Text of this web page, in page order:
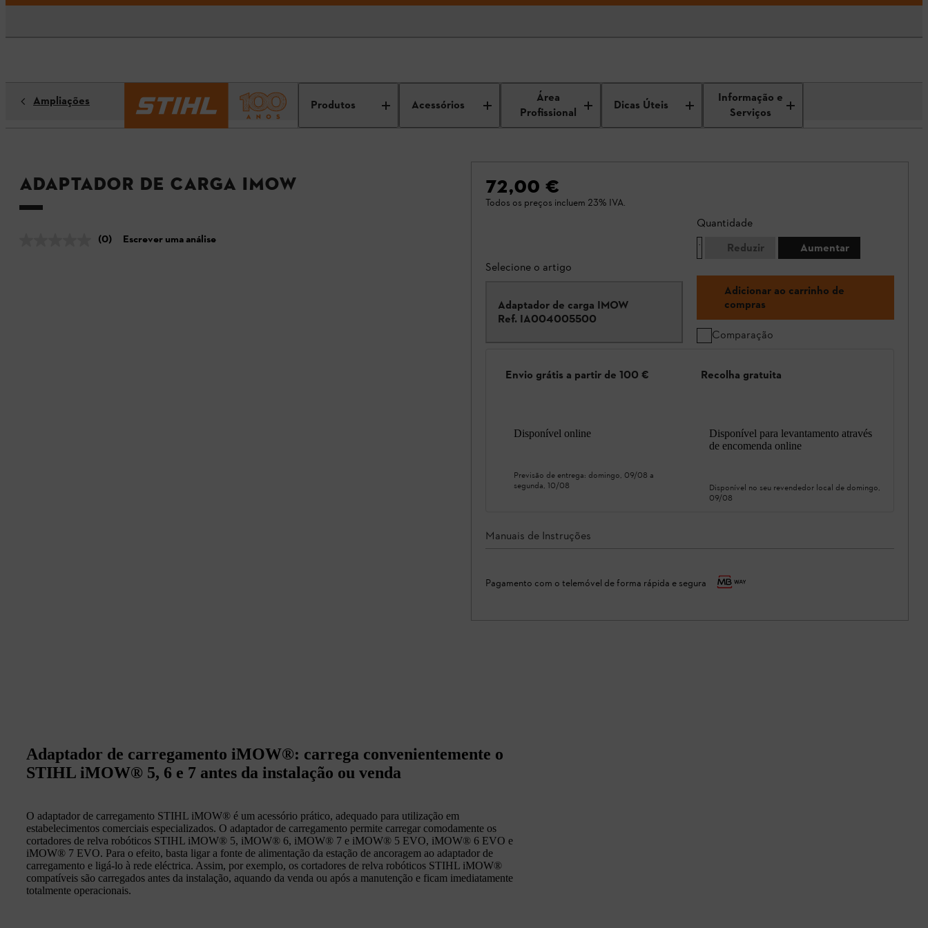
Produtos Acessórios
Área
Profissional
Dicas Úteis
Informação e
Serviços
Ampliações
Adaptador de carga IMOW
(0) Escrever uma análise
72,00 €
Todos os preços incluem 23% IVA.
Selecione o artigo
Adaptador de carga IMOW
Ref. IA004005500
Quantidade
Reduzir
Aumentar
Adicionar ao carrinho de
compras
Comparação
Envio grátis a partir de 100 €
Disponível online
Previsão de entrega: domingo, 09/08 a
segunda, 10/08
Recolha gratuita
Disponível para levantamento através
de encomenda online
Disponível no seu revendedor local de domingo,
09/08
Manuais de Instruções
Pagamento com o telemóvel de forma rápida e segura
Adaptador de carregamento iMOW®: carrega convenientemente o
STIHL iMOW® 5, 6 e 7 antes da instalação ou venda
O adaptador de carregamento STIHL iMOW® é um acessório prático, adequado para utilização em
estabelecimentos comerciais especializados. O adaptador de carregamento permite carregar comodamente os
cortadores de relva robóticos STIHL iMOW® 5, iMOW® 6, iMOW® 7 e iMOW® 5 EVO, iMOW® 6 EVO e
iMOW® 7 EVO. Para o efeito, basta ligar a fonte de alimentação da estação de ancoragem ao adaptador de
carregamento e ligá-lo à rede eléctrica. Assim, por exemplo, os cortadores de relva robóticos STIHL iMOW®
compatíveis são carregados antes da instalação, aquando da venda ou após a manutenção e ficam imediatamente
totalmente operacionais.